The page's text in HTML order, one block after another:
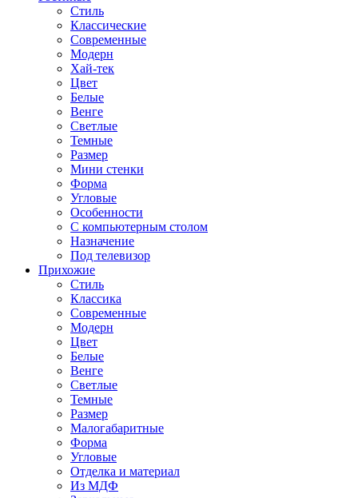
Стиль
Классические
Современные
Модерн
Хай-тек
Цвет
Белые
Венге
Светлые
Темные
Размер
Мини стенки
Форма
Угловые
Особенности
С компьютерным столом
Назначение
Под телевизор
Прихожие
Стиль
Классика
Современные
Модерн
Цвет
Белые
Венге
Светлые
Темные
Размер
Малогабаритные
Форма
Угловые
Отделка и материал
Из МДФ